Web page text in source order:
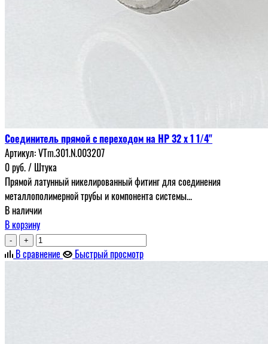
Соединитель прямой с переходом на НР 32 х 1 1/4"
Артикул:VTm.301.N.003207
0руб./ Штука
Прямой латунный никелированный фитинг для соединения
металлополимерной трубы и компонента системы...
В наличии
В корзину
- +
В сравнение Быстрый просмотр